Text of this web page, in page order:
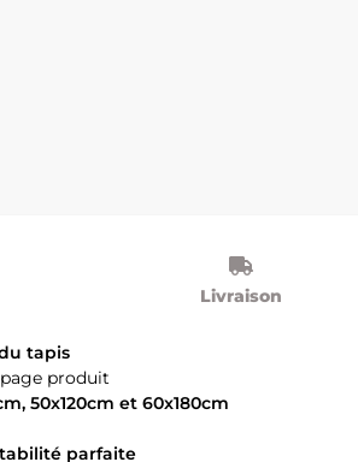
Livraison
tapis
produit
50x120cm et 60x180cm
parfaite